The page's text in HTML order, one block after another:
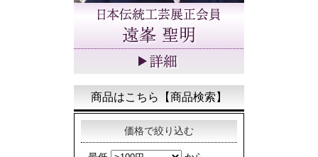
商品はこちら【商品検索】
価格で絞り込む